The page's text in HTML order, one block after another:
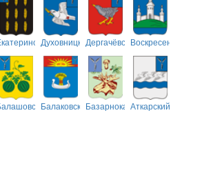
ДуховницкийДергачёвскийВоскресенский
БалаковскийБазарнокарабулакский
Аткарский